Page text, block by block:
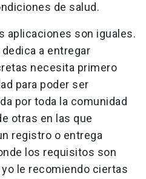
de salud.
aplicaciones son iguales.
a entregar
necesita primero
para poder ser
por toda la comunidad
otras en las que
registro o entrega
los requisitos son
le recomiendo ciertas